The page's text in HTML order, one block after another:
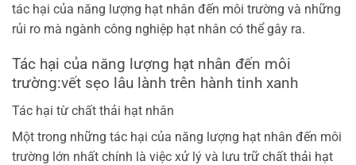
tác hại của năng lượng hạt nhân đến môi trường và những
rủi ro mà ngành công nghiệp hạt nhân có thể gây ra.
Tác hại của năng lượng hạt nhân đến môi
trường:vết sẹo lâu lành trên hành tinh xanh
Tác hại từ chất thải hạt nhân
Một trong những tác hại của năng lượng hạt nhân đến môi
trường lớn nhất chính là việc xử lý và lưu trữ chất thải hạt